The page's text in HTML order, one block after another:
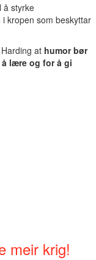
å styrke
kropen som beskyttar
at humor bør
lære og for å gi
meir krig!